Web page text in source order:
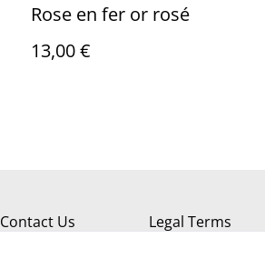
Rose en fer or rosé
13,00 €
Contact Us Legal Terms